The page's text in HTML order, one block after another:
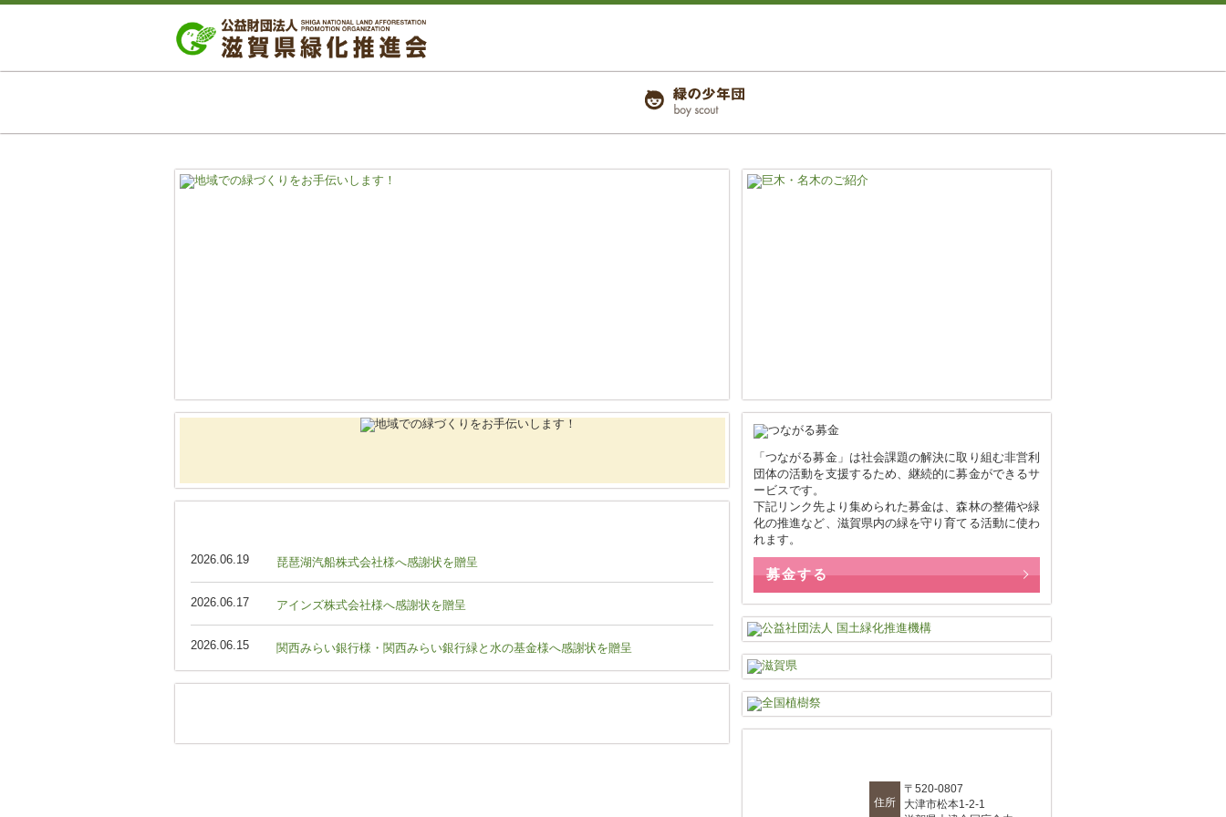
2026.06.19 琵琶湖汽船株式会社様へ感謝状を贈呈
2026.06.17 アインズ株式会社様へ感謝状を贈呈
2026.06.15 関西みらい銀行様・関西みらい銀行緑と水の基金様へ感謝状を贈呈
「つながる募金」は社会課題の解決に取り組む非営利
団体の活動を支援するため、継続的に募金ができるサ
ービスです。
下記リンク先より集められた募金は、森林の整備や緑
化の推進など、滋賀県内の緑を守り育てる活動に使わ
れます。
募金する
住所
〒520-0807
大津市松本1-2-1